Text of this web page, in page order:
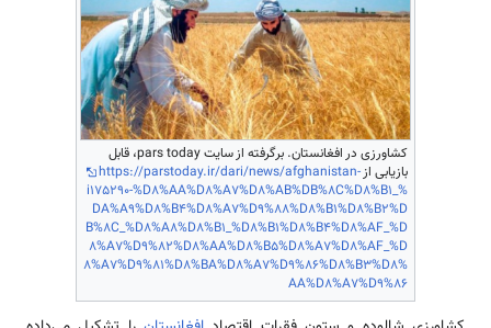
کشاورزی در افغانستان. برگرفته از سایت pars today، قابل
بازیابی ازhttps://parstoday.ir/dari/news/afghanistan-
i175290-%D8%AA%D8%A7%D8%AB%DB%8C%D8%B1_%
DA%A9%D8%B4%D8%A7%D9%88%D8%B1%D8%B2%D
B%8C_%D8%A8%D8%B1_%D8%B1%D8%B4%D8%AF_%D
8%A7%D9%82%D8%AA%D8%B5%D8%A7%D8%AF_%D
8%A7%D9%81%D8%BA%D8%A7%D9%86%D8%B3%D8%
AA%D8%A7%D9%86